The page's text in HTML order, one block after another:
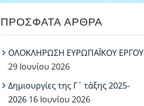
ΠΡΌΣΦΑΤΑ ΆΡΘΡΑ
ΟΛΟΚΛΗΡΩΣΗ ΕΥΡΩΠΑΪΚΟΥ ΕΡΓΟΥ
29 Ιουνίου 2026
Δημιουργίες της Γ΄ τάξης 2025-
2026 16 Ιουνίου 2026